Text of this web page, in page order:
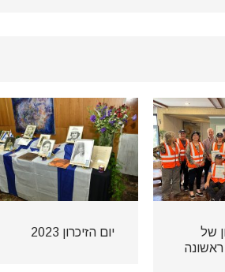
של
יום הזיכרון 2023